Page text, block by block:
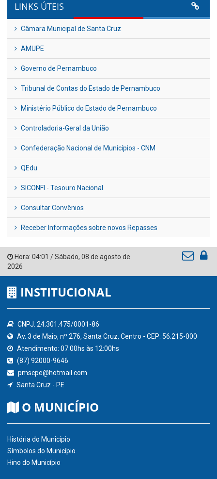
LINKS ÚTEIS
Câmara Municipal de Santa Cruz
AMUPE
Governo de Pernambuco
Tribunal de Contas do Estado de Pernambuco
Ministério Público do Estado de Pernambuco
Controladoria-Geral da União
Confederação Nacional de Municípios - CNM
QEdu
SICONFI - Tesouro Nacional
Consultar Convênios
Receber Informações sobre novos Repasses
Hora: 04:01 /Sábado, 08 de agosto de
2026
INSTITUCIONAL
CNPJ: 24.301.475/0001-86
Av. 3 de Maio, nº 276, Santa Cruz, Centro - CEP: 56.215-000
Atendimento: 07:00hs às 12:00hs
(87) 92000-9646
pmscpe@hotmail.com
Santa Cruz - PE
O MUNICÍPIO
História do Município
Símbolos do Município
Hino do Município